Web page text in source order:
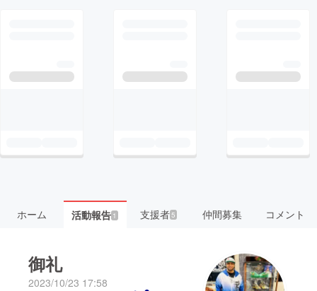
ホーム 活動報告1 支援者5 仲間募集 コメント
御礼
2023/10/23 17:58